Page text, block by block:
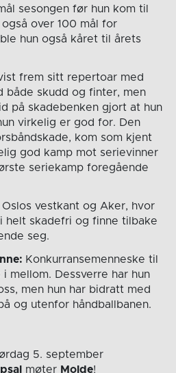
sesongen før hun kom til
over 100 mål for
hun også kåret til årets
frem sitt repertoar med
både skudd og finter, men
på skadebenken gjort at hun
virkelig er god for. Den
kom som kjent
god kamp mot serievinner
seriekamp foregående
vestkant og Aker, hvor
helt skadefri og finne tilbake
seg.
Konkurransemenneske til
mellom. Dessverre har hun
men hun har bidratt med
og utenfor håndballbanen.
5. september
møter Molde!